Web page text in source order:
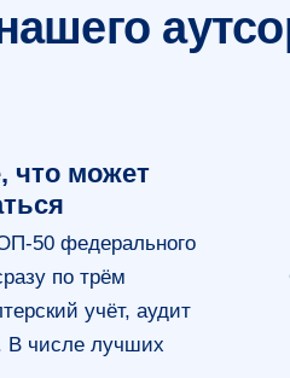
что может
50 федерального
по трём
учёт, аудит
В числе лучших